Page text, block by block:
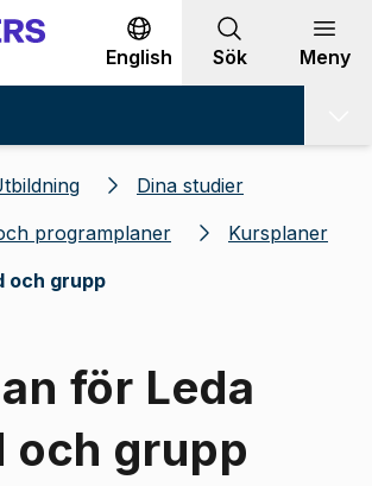
till innehållet
English Sök Meny
Dina studier
programplaner
Kursplaner
och grupp
för Leda
och grupp